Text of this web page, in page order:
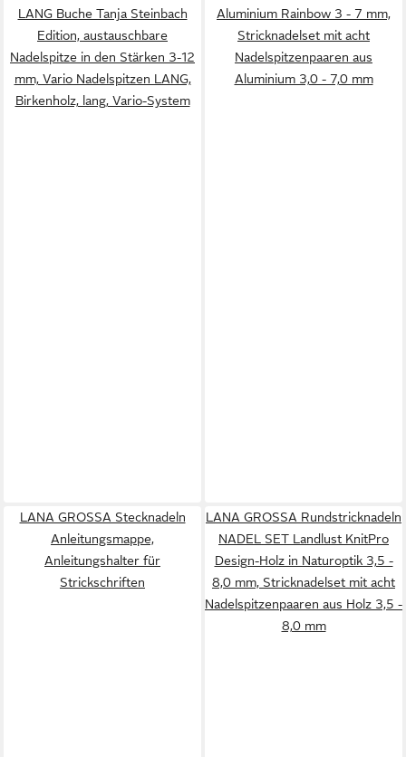
LANG Buche Tanja Steinbach
Edition, austauschbare
Nadelspitze in den Stärken 3-12
mm, Vario Nadelspitzen LANG,
Birkenholz, lang, Vario-System
Aluminium Rainbow 3 - 7 mm,
Stricknadelset mit acht
Nadelspitzenpaaren aus
Aluminium 3,0 - 7,0 mm
LANA GROSSA Stecknadeln
Anleitungsmappe,
Anleitungshalter für
Strickschriften
LANA GROSSA Rundstricknadeln
NADEL SET Landlust KnitPro
Design-Holz in Naturoptik 3,5 -
8,0 mm, Stricknadelset mit acht
Nadelspitzenpaaren aus Holz 3,5 -
8,0 mm